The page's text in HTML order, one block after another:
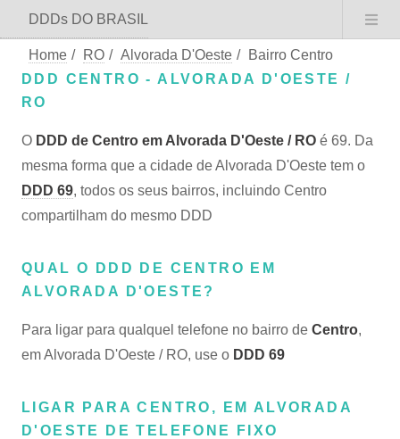
DDDs DO BRASIL
Home / RO / Alvorada D'Oeste /
Bairro Centro
DDD CENTRO - ALVORADA D'OESTE /
RO
O DDD de Centro em Alvorada D'Oeste / RO é 69. Da
mesma forma que a cidade de Alvorada D'Oeste tem o
DDD 69, todos os seus bairros, incluindo Centro
compartilham do mesmo DDD
QUAL O DDD DE CENTRO EM
ALVORADA D'OESTE?
Para ligar para qualquel telefone no bairro de Centro,
em Alvorada D'Oeste / RO, use o DDD 69
LIGAR PARA CENTRO, EM ALVORADA
D'OESTE DE TELEFONE FIXO